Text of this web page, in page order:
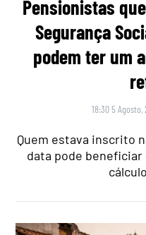
Pensionistas
Segurança
podem ter um
18:30 5 Agosto,
Quem estava inscrito
data pode